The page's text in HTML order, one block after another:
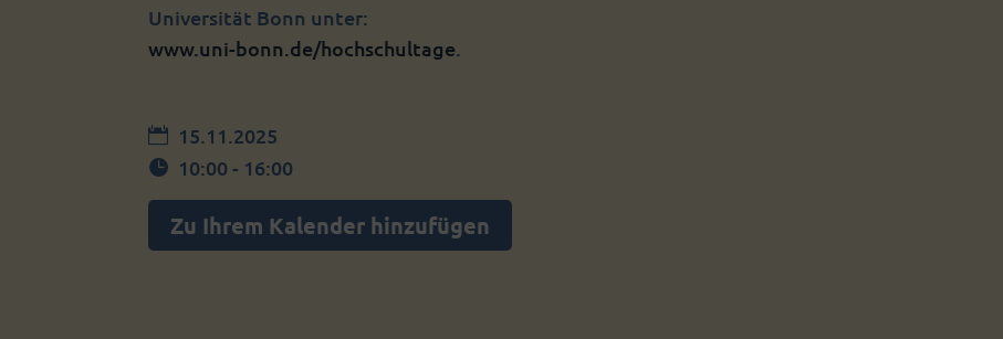
Universität Bonn unter:
www.uni-bonn.de/hochschultage.
15.11.2025
10:00 - 16:00
Zu Ihrem Kalender hinzufügen